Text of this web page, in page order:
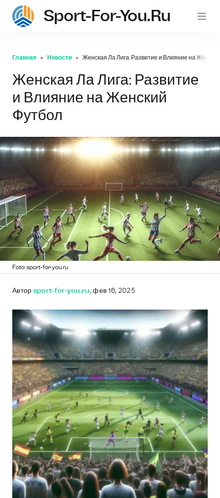
Sport-For-You.ru
Главная Новости Женская Ла Лига: Развитие и Влияние на
Женская Ла Лига: Развитие
и Влияние на Женский
Футбол
Foto: sport-for-you.ru
Автор sport-for-you.ru , фев 16, 2025